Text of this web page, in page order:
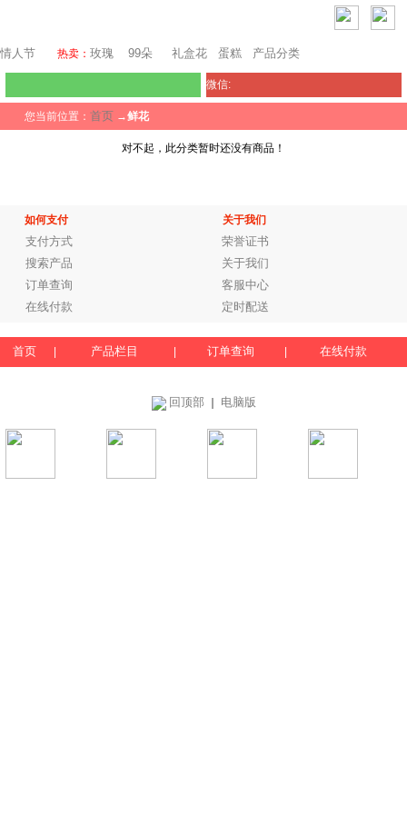
情人节 热卖： 玫瑰 99朵 礼盒花 蛋糕 产品分类
微信:
您当前位置： 首页 →鲜花
对不起，此分类暂时还没有商品！
如何支付 关于我们
支付方式
荣誉证书
搜索产品
关于我们
订单查询
客服中心
在线付款
定时配送
首页 产品栏目 订单查询 在线付款
回顶部 电脑版